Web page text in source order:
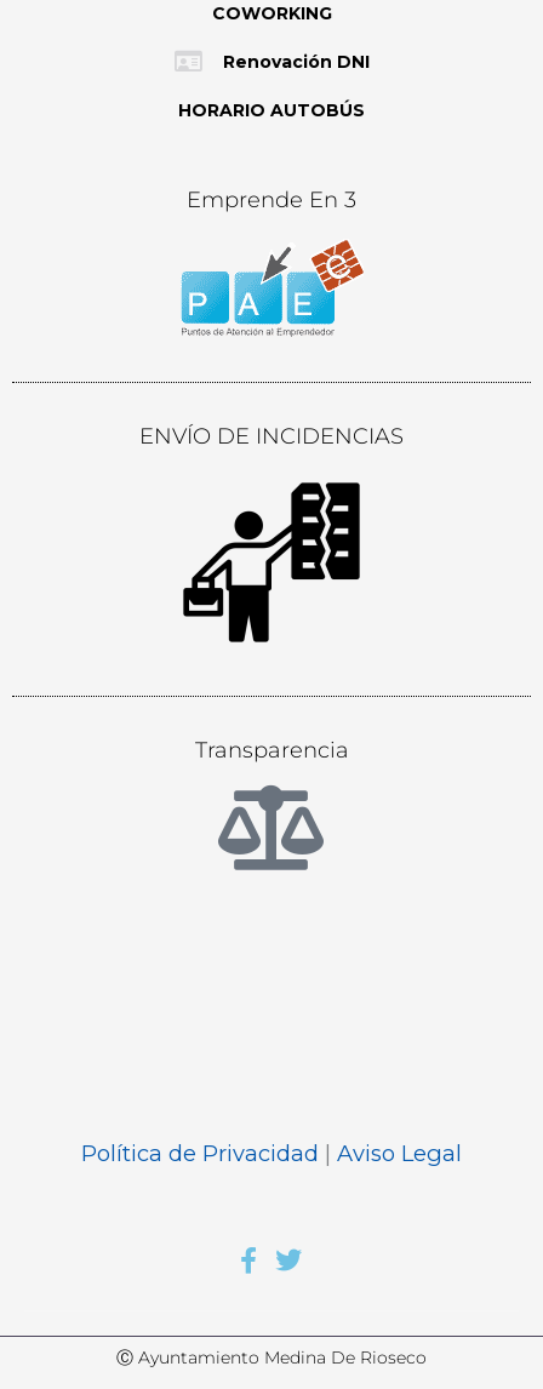
COWORKING
Renovación DNI
HORARIO AUTOBÚS
Emprende En 3
ENVÍO DE INCIDENCIAS
Transparencia
Política de Privacidad | Aviso Legal
Ⓒ Ayuntamiento Medina De Rioseco